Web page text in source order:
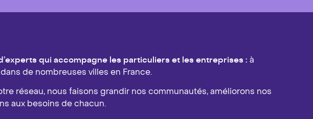
qui accompagne les particuliers et les entreprises : à
de nombreuses villes en France.
réseau, nous faisons grandir nos communautés, améliorons nos
aux besoins de chacun.